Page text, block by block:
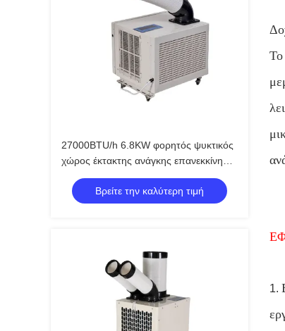
27000BTU/h 6.8KW φορητός ψυκτικός
χώρος έκτακτης ανάγκης επανεκκίνηση
ψύξης
Βρείτε την καλύτερη τιμή
Το
1.